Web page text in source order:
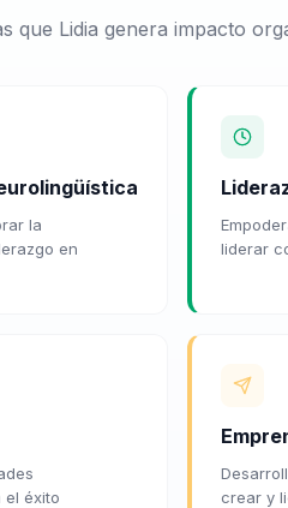
que Lidia genera impacto
la
en
liderar
el éxito
crear y